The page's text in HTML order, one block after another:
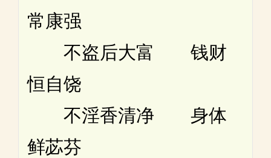
常康强
不盗后大富 钱财
恒自饶
不淫香清净 身体
鲜苾芬